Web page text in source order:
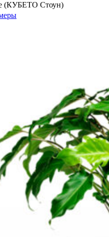
(КУБЕТО Стоун)